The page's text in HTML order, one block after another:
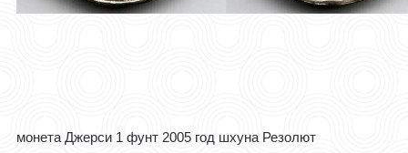
монета Джерси 1 фунт 2005 год шхуна Резолют